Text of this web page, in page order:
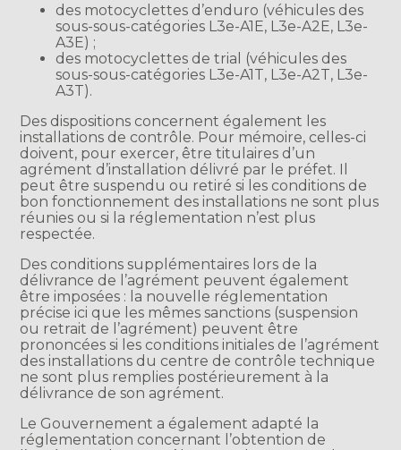
des motocyclettes d’enduro (véhicules des
sous-sous-catégories L3e-A1E, L3e-A2E, L3e-
A3E) ;
des motocyclettes de trial (véhicules des
sous-sous-catégories L3e-A1T, L3e-A2T, L3e-
A3T).
Des dispositions concernent également les
installations de contrôle. Pour mémoire, celles-ci
doivent, pour exercer, être titulaires d’un
agrément d’installation délivré par le préfet. Il
peut être suspendu ou retiré si les conditions de
bon fonctionnement des installations ne sont plus
réunies ou si la réglementation n’est plus
respectée.
Des conditions supplémentaires lors de la
délivrance de l’agrément peuvent également
être imposées : la nouvelle réglementation
précise ici que les mêmes sanctions (suspension
ou retrait de l’agrément) peuvent être
prononcées si les conditions initiales de l’agrément
des installations du centre de contrôle technique
ne sont plus remplies postérieurement à la
délivrance de son agrément.
Le Gouvernement a également adapté la
réglementation concernant l’obtention de